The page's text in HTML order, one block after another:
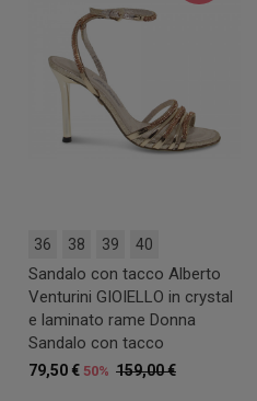
36 38 39 40
Sandalo con tacco Alberto
Venturini GIOIELLO in crystal
e laminato rame Donna
Sandalo con tacco
159,00 €
79,50 € 50%